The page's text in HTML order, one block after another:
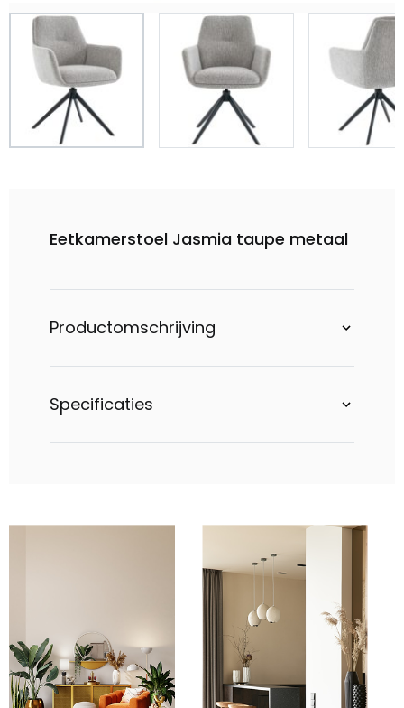
Eetkamerstoel Jasmia taupe metaal
Productomschrijving
Specificaties